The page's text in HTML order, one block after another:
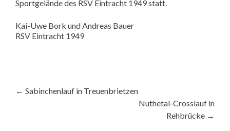
Sportgelände des RSV Eintracht 1949 statt.
Kai-Uwe Bork und Andreas Bauer
RSV Eintracht 1949
Beitragsnavigation
← Sabinchenlauf in Treuenbrietzen
Nuthetal-Crosslauf in
Rehbrücke →